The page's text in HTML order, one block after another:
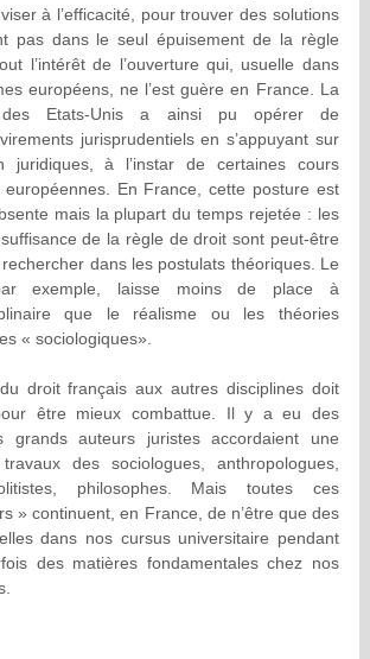
à l’efficacité, pour trouver des solutions
pas dans le seul épuisement de la règle
l’intérêt de l’ouverture qui, usuelle dans
européens, ne l’est guère en France. La
Etats-Unis a ainsi pu opérer de
jurisprudentiels en s’appuyant sur
juridiques, à l’instar de certaines cours
européennes. En France, cette posture est
mais la plupart du temps rejetée : les
de la règle de droit sont peut-être
dans les postulats théoriques. Le
exemple, laisse moins de place à
que le réalisme ou les théories
« sociologiques».
droit français aux autres disciplines doit
être mieux combattue. Il y a eu des
grands auteurs juristes accordaient une
des sociologues, anthropologues,
philosophes. Mais toutes ces
» continuent, en France, de n’être que des
dans nos cursus universitaire pendant
des matières fondamentales chez nos